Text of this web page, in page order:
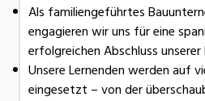
Als familiengeführtes
engagieren wir uns für eine
erfolgreichen Abschluss unserer
Unsere Lernenden werden auf
eingesetzt – von der